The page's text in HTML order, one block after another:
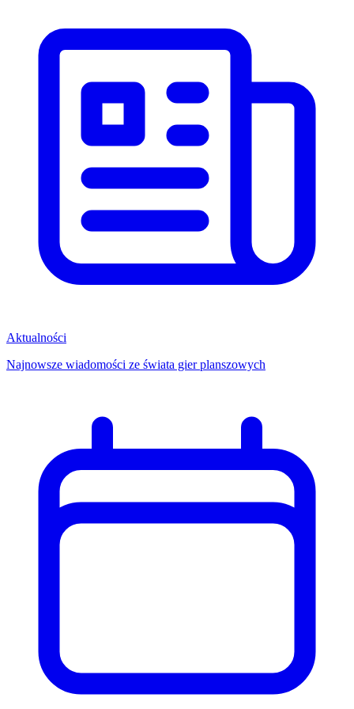
Aktualności
Najnowsze wiadomości ze świata gier planszowych